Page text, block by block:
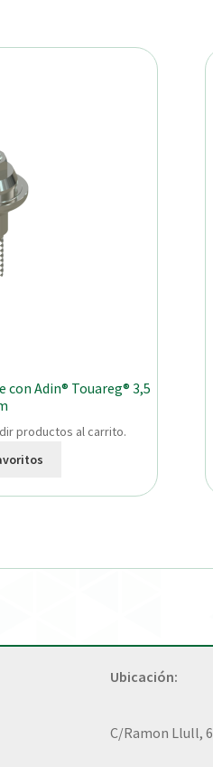
Adin® Touareg® 3,5
productos al carrito.
Ubicación:
C/Ramon Llull, 6